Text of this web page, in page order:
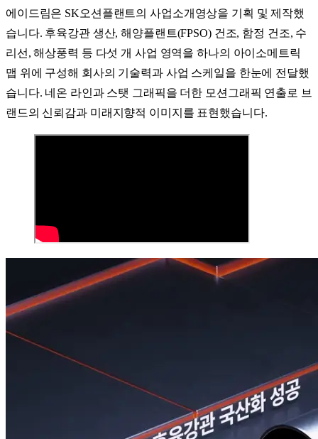
에이드림은 SK오션플랜트의 사업소개영상을 기획 및 제작했
습니다. 후육강관 생산, 해양플랜트(FPSO) 건조, 함정 건조, 수
리선, 해상풍력 등 다섯 개 사업 영역을 하나의 아이소메트릭
맵 위에 구성해 회사의 기술력과 사업 스케일을 한눈에 전달했
습니다. 네온 라인과 스탯 그래픽을 더한 모션그래픽 연출로 브
랜드의 신뢰감과 미래지향적 이미지를 표현했습니다.